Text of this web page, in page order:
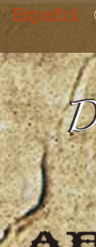
Español